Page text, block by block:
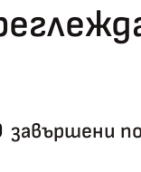
завършени